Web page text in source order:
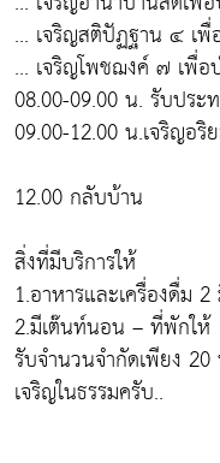
... เจริญสติปัฏฐาน ๔ เ
... เจริญโพชฌงค์ ๗ เพื่
08.00-09.00 น. รับประ
09.00-12.00 น.เจริญอ
12.00 กลับบ้าน
สิ่งที่มีบริการให้
1.อาหารและเครื่องดื่ม
2.มีเต๊นท์นอน – ที่พักให้
รับจำนวนจำกัดเพียง
เจริญในธรรมครับ..